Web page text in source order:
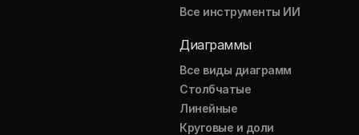
Все инструменты ИИ
Диаграммы
Все виды диаграмм
Столбчатые
Линейные
Круговые и доли